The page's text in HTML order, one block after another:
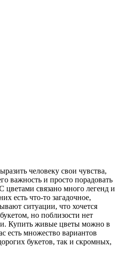
человеку свои чувства,
важность и просто порадовать
связано много легенд и
есть что-то загадочное,
ситуации, что хочется
но поблизости нет
Купить живые цветы можно в
есть множество вариантов
букетов, так и скромных,